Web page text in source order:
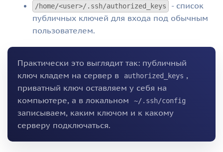
/home/<user>/.ssh/authorized_keys
- список
публичных ключей для входа под обычным
пользователем.
Практически это выглядит так: публичный
ключ кладем на сервер в
authorized_keys ,
приватный ключ оставляем у себя на
компьютере, а в локальном
~/.ssh/config
записываем, каким ключом и к какому
серверу подключаться.